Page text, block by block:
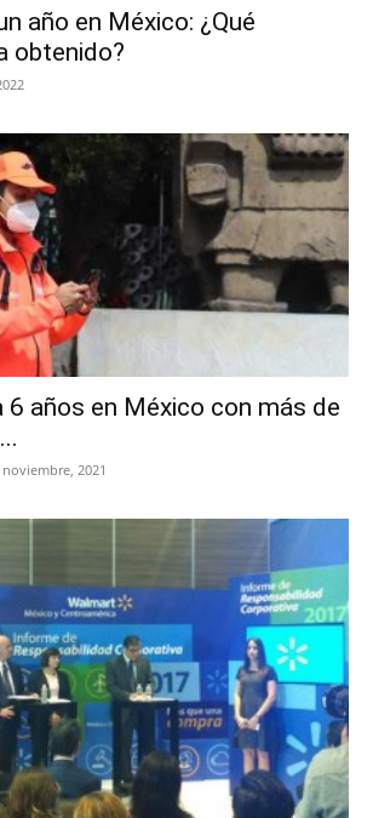
año en México: ¿Qué
obtenido?
6 años en México con más de
noviembre, 2021